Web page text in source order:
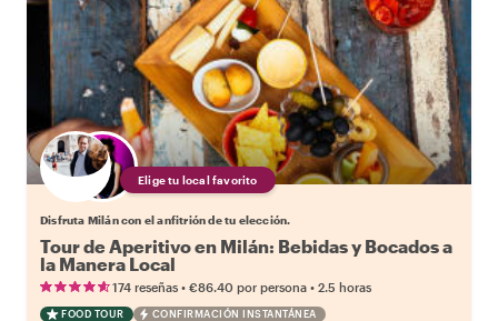
Elige tu local favorito
Disfruta Milán con el anfitrión de tu elección.
Tour de Aperitivo en Milán: Bebidas y Bocados a
la Manera Local
174 reseñas • €86.40 por persona • 2.5 horas
FOOD TOUR CONFIRMACIÓN INSTANTÁNEA